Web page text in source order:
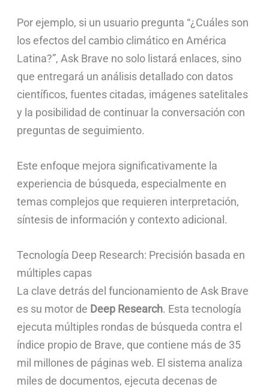
Por ejemplo, si un usuario pregunta “¿Cuáles son
los efectos del cambio climático en América
Latina?”, Ask Brave no solo listará enlaces, sino
que entregará un análisis detallado con datos
científicos, fuentes citadas, imágenes satelitales
y la posibilidad de continuar la conversación con
preguntas de seguimiento.
Este enfoque mejora significativamente la
experiencia de búsqueda, especialmente en
temas complejos que requieren interpretación,
síntesis de información y contexto adicional.
Tecnología Deep Research: Precisión basada en
múltiples capas
La clave detrás del funcionamiento de Ask Brave
es su motor de Deep Research. Esta tecnología
ejecuta múltiples rondas de búsqueda contra el
índice propio de Brave, que contiene más de 35
mil millones de páginas web. El sistema analiza
miles de documentos, ejecuta decenas de